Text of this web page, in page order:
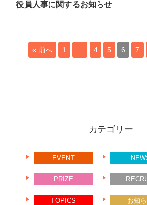
役員人事に関するお知らせ
« 前へ 1 4 5 6 7
カテゴリー
EVENT
PRIZE
TOPICS お知